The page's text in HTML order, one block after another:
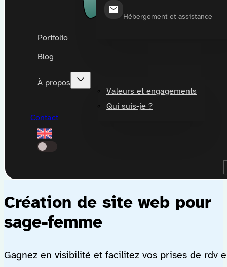
Hébergement et assistance
Portfolio
Blog
À propos
Valeurs et engagements
Qui suis-je ?
Contact
Création de site web pour
sage-femme
Gagnez en visibilité et facilitez vos prises de rdv